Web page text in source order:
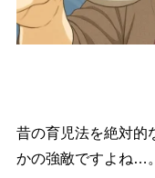
昔の育児法を絶対的
かの強敵ですよね…。